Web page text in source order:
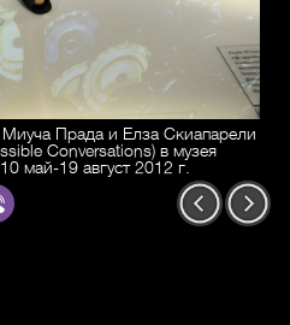
Прада и Елза Скиапарели
Conversations) в музея
май-19 август 2012 г.